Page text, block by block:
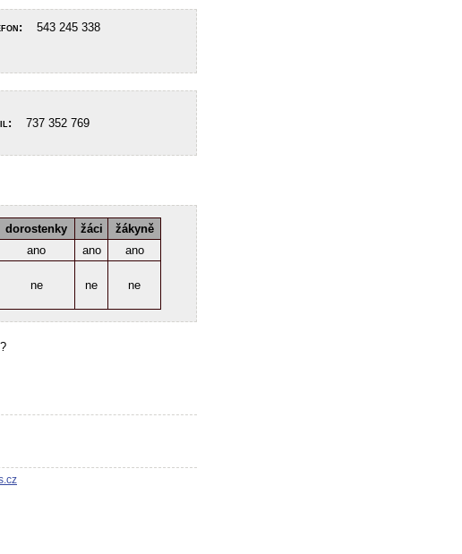
543 245 338
737 352 769
dorostenky žáci
žákyně
ano ano
ano
ne ne ne